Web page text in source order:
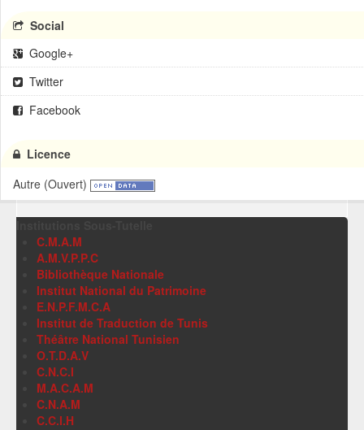
Social
Google+
Twitter
Facebook
Licence
Autre (Ouvert)
C.M.A.M
A.M.V.P.P.C
Bibliothèque Nationale
Institut National du Patrimoine
E.N.P.F.M.C.A
Institut de Traduction de Tunis
Théâtre National Tunisien
O.T.D.A.V
C.N.C.I
M.A.C.A.M
C.N.A.M
C.C.I.H